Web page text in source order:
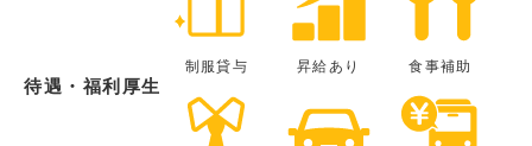
待遇・福利厚生
制服貸与 昇給あり 食事補助